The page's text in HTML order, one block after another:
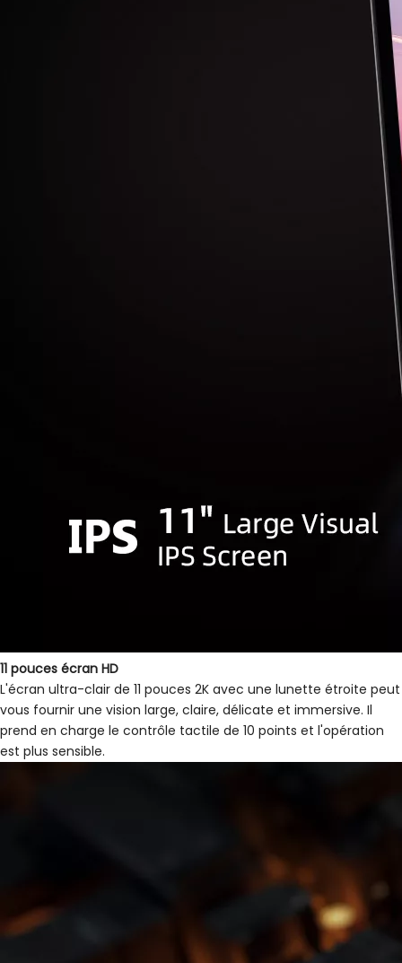
11 pouces écran HD
L'écran ultra-clair de 11 pouces 2K avec une lunette étroite peut
vous fournir une vision large, claire, délicate et immersive. Il
prend en charge le contrôle tactile de 10 points et l'opération
est plus sensible.